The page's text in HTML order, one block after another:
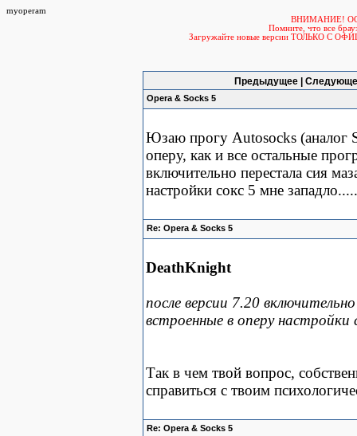
myoperam
ВНИМАНИЕ!
Помните, что все
Загружайте новые версии ТОЛЬКО С
Предыдущее |
Opera & Socks 5
Юзаю прогу Autosocks (аналог
оперу, как и все остальные
включительно перестала сия
настройки сокс 5 мне
Re: Opera & Socks 5
DeathKnight
после версии 7.20
встроенные в оперу настройки
Так в чем твой вопрос,
справиться с твоим
Re: Opera & Socks 5